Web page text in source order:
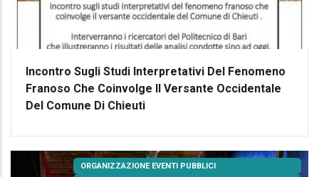
Incontro Sugli Studi Interpretativi Del Fenomeno
Franoso Che Coinvolge Il Versante Occidentale
Del Comune Di Chieuti
ORGANIZZAZIONE EVENTI PUBBLICI